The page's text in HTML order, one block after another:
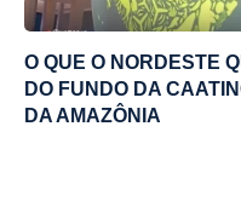
O QUE O NORDESTE
DO FUNDO DA
DA AMAZÔNIA